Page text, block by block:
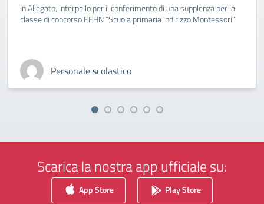
In Allegato, interpello per il conferimento di una supplenza per la
classe di concorso EEHN “Scuola primaria indirizzo Montessori”
Personale scolastico
Scarica la nostra app ufficiale su:
App Store Play Store